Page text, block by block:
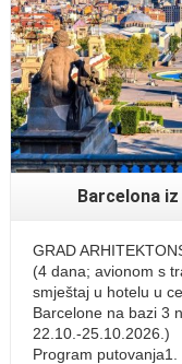
Barcelona iz
GRAD
(4 dana; avionom s
smještaj u hotelu u
Barcelone na bazi 3
22.10.-25.10.2026.)
Program putovanja1.